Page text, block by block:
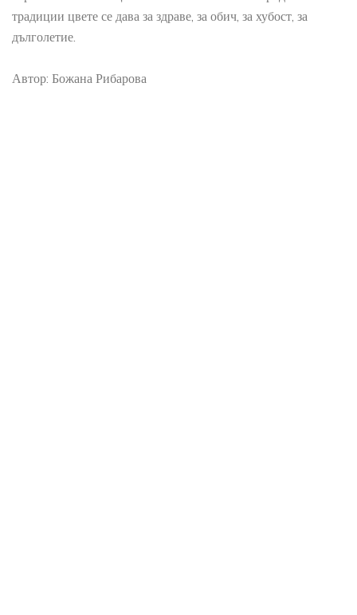
традиции цвете се дава за здраве, за обич, за хубост, за
дълголетие.
Автор: Божана Рибарова